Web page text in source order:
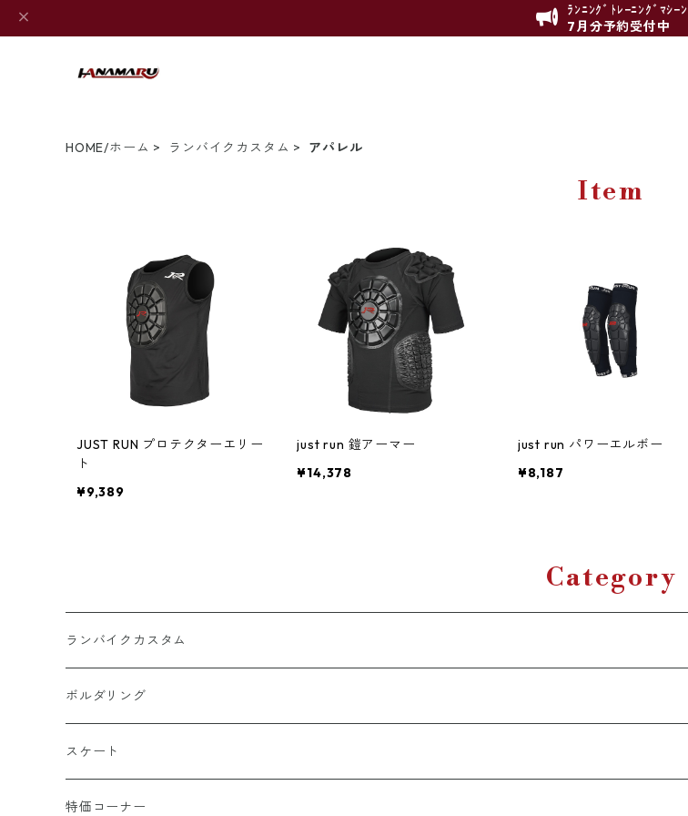
ﾗﾝﾆﾝｸﾞﾄﾚｰﾆﾝｸﾞﾏｼｰﾝ
7月分予約受付中
HOME/ホーム ランバイクカスタム アパレル
Item
JUST RUN プロテクターエリー
ト
¥9,389
just run 鎧アーマー
¥14,378
just run パワーエルボー
¥8,187
Category
ランバイクカスタム
ホイール周り（チューブ・タイヤ含む）
ヘッドギア周り
ハンドル周り
ボルダリング
スケート
特価コーナー